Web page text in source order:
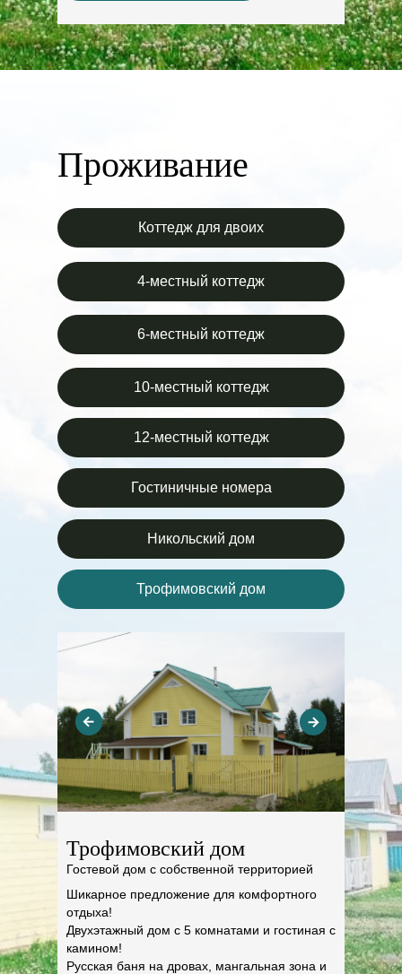
Проживание
Трофимовский дом
Шикарное предложение для комфортного
отдыха!
Двухэтажный дом с 5 комнатами и гостиная с
камином!
Русская баня на дровах, мангальная зона и
Гостевой дом с собственной территорией
Коттедж для двоих
4-местный коттедж
6-местный коттедж
10-местный коттедж
12-местный коттедж
Гостиничные номера
Никольский дом
Трофимовский дом